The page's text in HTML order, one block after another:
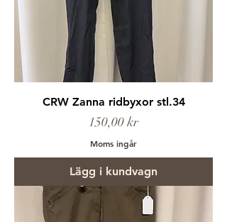
CRW Zanna ridbyxor stl.34
Pris
150,00 kr
Moms ingår
Lägg i kundvagn